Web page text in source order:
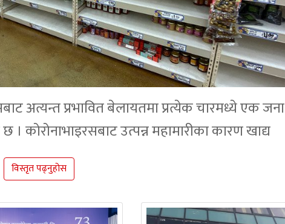
अत्यन्त प्रभावित बेलायतमा प्रत्येक चारमध्ये एक जना
कोरोनाभाइरसबाट उत्पन्न महामारीका कारण खाद्य
विस्तृत पढ्नुहोस